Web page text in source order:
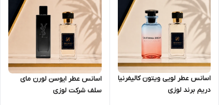
اسانس عطر لویی ویتون کالیفرنیا
دریم برند لوزی
اسانس عطر ایوسن لورن مای
سلف شرکت لوزی